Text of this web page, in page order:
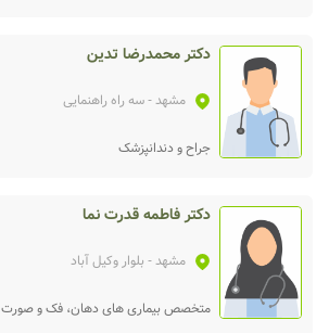
دکتر محمدرضا تدین
مشهد- سه راه راهنمایی
جراح و دندانپزشک
دکتر فاطمه قدرت نما
مشهد- بلوار وکیل آباد
متخصص بیماری‌ های دهان، فک و صورت